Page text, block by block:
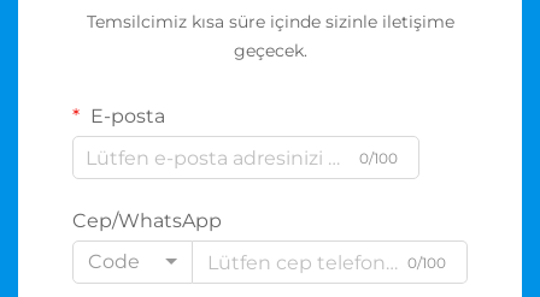
Temsilcimiz kısa süre içinde sizinle iletişime
geçecek.
E-posta
0/100
Cep/WhatsApp
Code
0/100